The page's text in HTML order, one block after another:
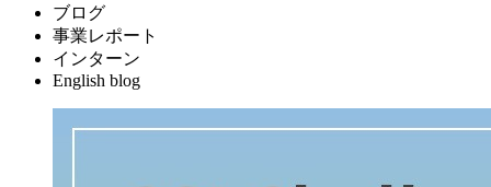
ブログ
事業レポート
インターン
English blog